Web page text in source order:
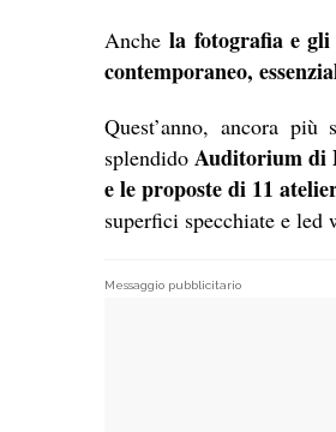
Anchela fotografia e
contemporaneo,
Quest’anno, ancora più
splendido Auditorium di
e le proposte di 11
superfici specchiate e led
Messaggio pubblicitario